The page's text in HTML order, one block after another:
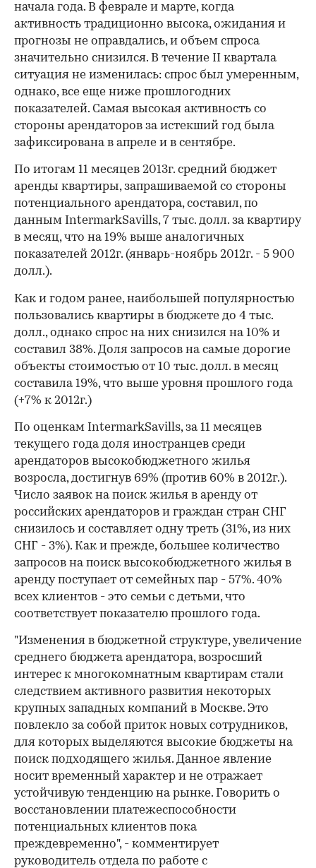
начала года. В феврале и марте, когда
активность традиционно высока, ожидания и
прогнозы не оправдались, и объем спроса
значительно снизился. В течение II квартала
ситуация не изменилась: спрос был умеренным,
однако, все еще ниже прошлогодних
показателей. Самая высокая активность со
стороны арендаторов за истекший год была
зафиксирована в апреле и в сентябре.
По итогам 11 месяцев 2013г. средний бюджет
аренды квартиры, запрашиваемой со стороны
потенциального арендатора, составил, по
данным IntermarkSavills, 7 тыс. долл. за квартиру
в месяц, что на 19% выше аналогичных
показателей 2012г. (январь-ноябрь 2012г. - 5 900
долл.).
Как и годом ранее, наибольшей популярностью
пользовались квартиры в бюджете до 4 тыс.
долл., однако спрос на них снизился на 10% и
составил 38%. Доля запросов на самые дорогие
объекты стоимостью от 10 тыс. долл. в месяц
составила 19%, что выше уровня прошлого года
(+7% к 2012г.)
По оценкам IntermarkSavills, за 11 месяцев
текущего года доля иностранцев среди
арендаторов высокобюджетного жилья
возросла, достигнув 69% (против 60% в 2012г.).
Число заявок на поиск жилья в аренду от
российских арендаторов и граждан стран СНГ
снизилось и составляет одну треть (31%, из них
СНГ - 3%). Как и прежде, большее количество
запросов на поиск высокобюджетного жилья в
аренду поступает от семейных пар - 57%. 40%
всех клиентов - это семьи с детьми, что
соответствует показателю прошлого года.
"Изменения в бюджетной структуре, увеличение
среднего бюджета арендатора, возросший
интерес к многокомнатным квартирам стали
следствием активного развития некоторых
крупных западных компаний в Москве. Это
повлекло за собой приток новых сотрудников,
для которых выделяются высокие бюджеты на
поиск подходящего жилья. Данное явление
носит временный характер и не отражает
устойчивую тенденцию на рынке. Говорить о
восстановлении платежеспособности
потенциальных клиентов пока
преждевременно", - комментирует
руководитель отдела по работе с